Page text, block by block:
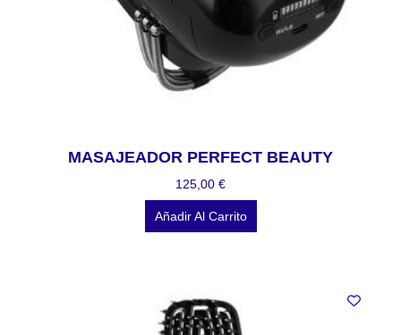
MASAJEADOR PERFECT BEAUTY
125,00 €
Añadir Al Carrito